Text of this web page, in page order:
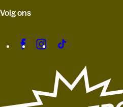
Volg ons